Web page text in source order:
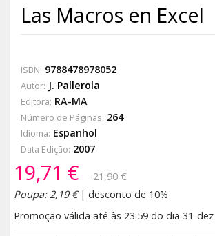
Las Macros en Excel
ISBN: 9788478978052
Autor: J. Pallerola
Editora: RA-MA
Número de Páginas: 264
Idioma: Espanhol
Data Edição: 2007
19,71 €
21,90 €
Poupa: 2,19 €| desconto de 10%
Promoção válida até às 23:59 do dia 31-